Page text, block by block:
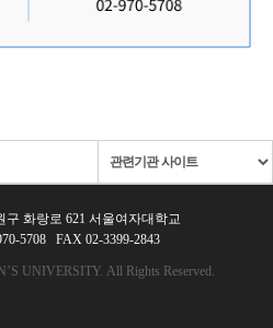
구 화랑로 621 서울여자대학교
5708 FAX 02-3399-2843
UNIVERSITY. All Rights Reserved.